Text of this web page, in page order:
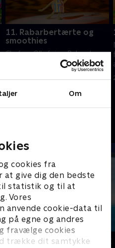
Om
cookies fra
give dig den bedste
til statistik og til at
Vores
anvende cookie-data til
på egne og andres
fravælge cookies
trække dit samtykke
11. Rabarbertærte og
smoothies
Chef og Olly fejrer Ruby-dagen.
Chef og Olly skal lave mad
jordegern Vicke Viking